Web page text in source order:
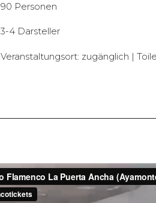
90 Personen
3-4 Darsteller
Veranstaltungsort: zugänglich |